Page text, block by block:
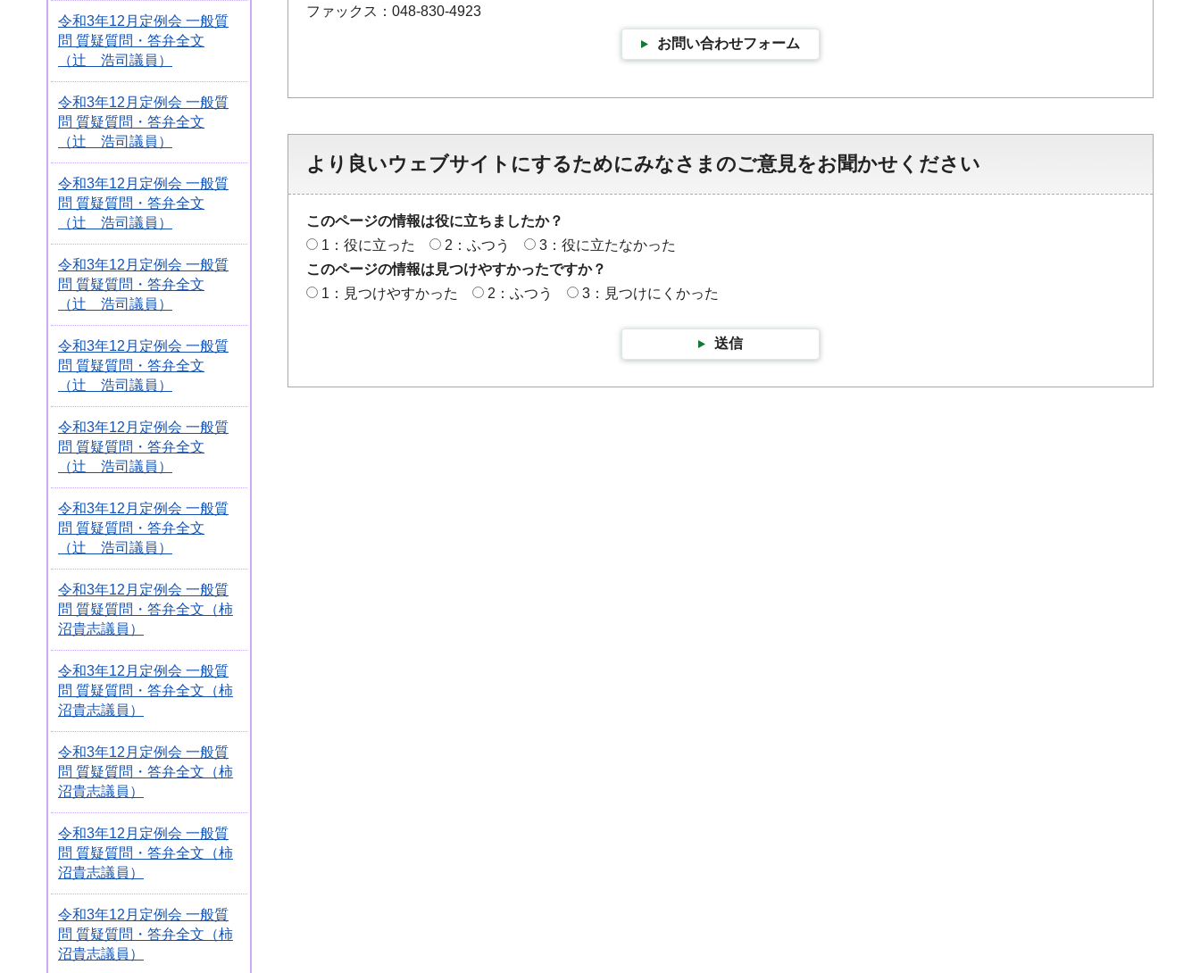
令和3年12月定例会 一般質
問 質疑質問・答弁全文
（辻 浩司議員）
令和3年12月定例会 一般質
問 質疑質問・答弁全文
（辻 浩司議員）
令和3年12月定例会 一般質
問 質疑質問・答弁全文
（辻 浩司議員）
令和3年12月定例会 一般質
問 質疑質問・答弁全文
（辻 浩司議員）
令和3年12月定例会 一般質
問 質疑質問・答弁全文
（辻 浩司議員）
令和3年12月定例会 一般質
問 質疑質問・答弁全文
（辻 浩司議員）
令和3年12月定例会 一般質
問 質疑質問・答弁全文
（辻 浩司議員）
令和3年12月定例会 一般質
問 質疑質問・答弁全文（柿
沼貴志議員）
令和3年12月定例会 一般質
問 質疑質問・答弁全文（柿
沼貴志議員）
令和3年12月定例会 一般質
問 質疑質問・答弁全文（柿
沼貴志議員）
令和3年12月定例会 一般質
問 質疑質問・答弁全文（柿
沼貴志議員）
令和3年12月定例会 一般質
問 質疑質問・答弁全文（柿
沼貴志議員）
ファックス：048-830-4923
お問い合わせフォーム
より良いウェブサイトにするためにみなさまのご意見をお聞かせください
このページの情報は役に立ちましたか？
1：役に立った
2：ふつう
3：役に立たなかった
このページの情報は見つけやすかったですか？
1：見つけやすかった
2：ふつう 3：見つけにくかった
送信